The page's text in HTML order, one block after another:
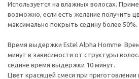
Используется на влажных волосах.
возможно, если есть желание получить
максимально покрыть седину более 50%.
Время выдержки Estel Alpha Homme:
минут в зависимости от структуры
седине время выдержки 10 минут.
Цвет красящей смеси при приготовлении